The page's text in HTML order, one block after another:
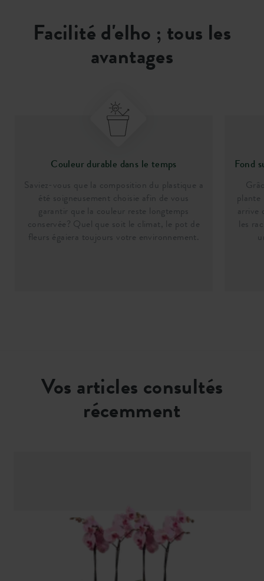
Facilité d'elho ; tous les
avantages
Couleur durable dans le temps
Saviez-vous que la composition du plastique a
été soigneusement choisie afin de vous
garantir que la couleur reste longtemps
conservée? Quel que soit le climat, le pot de
fleurs égaiera toujours votre environnement.
Fond
arrive
les
Vos articles consultés
récemment